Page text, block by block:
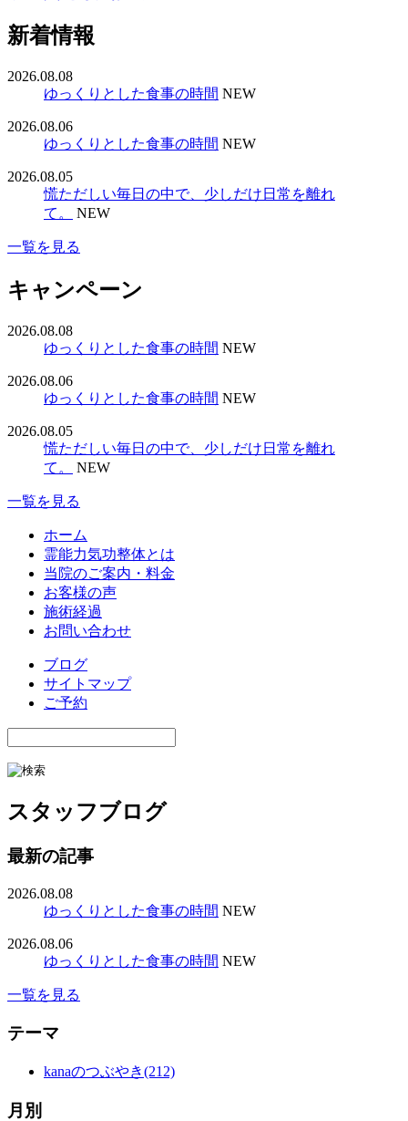
新着情報
2026.08.08
ゆっくりとした食事の時間 NEW
2026.08.06
ゆっくりとした食事の時間 NEW
2026.08.05
慌ただしい毎日の中で、少しだけ日常を離れ
て。
NEW
一覧を見る
キャンペーン
2026.08.08
ゆっくりとした食事の時間 NEW
2026.08.06
ゆっくりとした食事の時間 NEW
2026.08.05
慌ただしい毎日の中で、少しだけ日常を離れ
て。
NEW
一覧を見る
ホーム
霊能力気功整体とは
当院のご案内・料金
お客様の声
施術経過
お問い合わせ
ブログ
サイトマップ
ご予約
スタッフブログ
最新の記事
2026.08.08
ゆっくりとした食事の時間 NEW
2026.08.06
ゆっくりとした食事の時間 NEW
一覧を見る
テーマ
kanaのつぶやき(212)
月別